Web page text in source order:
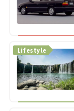
Lifestyle